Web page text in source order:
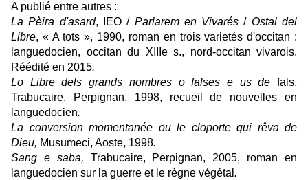
A publié entre autres :
La Pèira d'asard, IEO / Parlarem en Vivarés / Ostal del
Libre, « A tots », 1990, roman en trois varietés d'occitan :
languedocien, occitan du XIIIe s., nord-occitan vivarois.
Réédité en 2015.
Lo Libre dels grands nombres o falses e us de fals,
Trabucaire, Perpignan, 1998, recueil de nouvelles en
languedocien.
La conversion momentanée ou le cloporte qui rêva de
Dieu, Musumeci, Aoste, 1998.
Sang e saba, Trabucaire, Perpignan, 2005, roman en
languedocien sur la guerre et le règne végétal .